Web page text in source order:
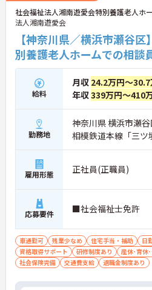
社会福祉法人湘南遊愛会特別養護老人ホ
法人湘南遊愛会
【神奈川県／横浜市瀬谷
別養護老人ホームでの相談
給料
月収 24.2万円～30.7
年収339万円～410
勤務地
神奈川県 横浜市瀬
相模鉄道本線「三
雇用形態 正社員(正職員)
応募要件 ■社会福祉士免許
車通勤可 残業少なめ 住宅手当・補助 日
資格取得サポート
研修制度あり
産休･育休
社会保険完備
交通費支給 退職金制度あり